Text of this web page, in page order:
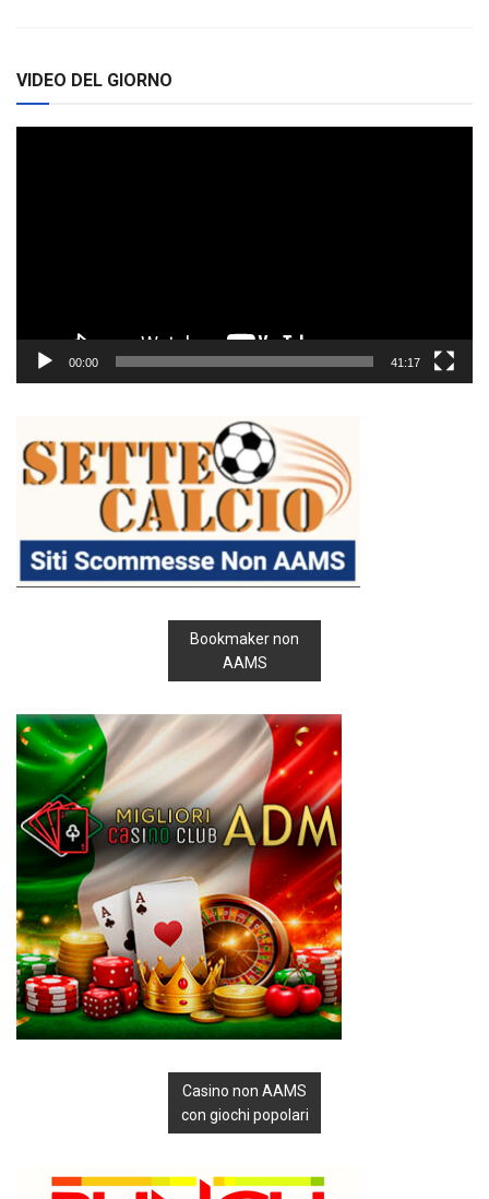
VIDEO DEL GIORNO
00:00 41:17
Bookmaker non
AAMS
Casino non AAMS
con giochi popolari